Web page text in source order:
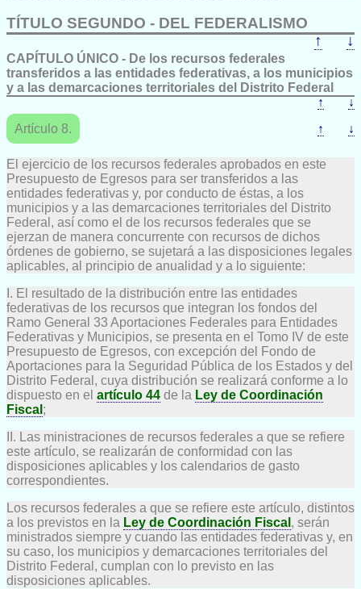
TÍTULO SEGUNDO - DEL FEDERALISMO
↑
↓
CAPÍTULO ÚNICO - De los recursos federales
transferidos a las entidades federativas, a los municipios
y a las demarcaciones territoriales del Distrito Federal
↑
↓
Artículo 8.
↑ ↓
El ejercicio de los recursos federales aprobados en este
Presupuesto de Egresos para ser transferidos a las
entidades federativas y, por conducto de éstas, a los
municipios y a las demarcaciones territoriales del Distrito
Federal, así como el de los recursos federales que se
ejerzan de manera concurrente con recursos de dichos
órdenes de gobierno, se sujetará a las disposiciones legales
aplicables, al principio de anualidad y a lo siguiente:
I. El resultado de la distribución entre las entidades
federativas de los recursos que integran los fondos del
Ramo General 33 Aportaciones Federales para Entidades
Federativas y Municipios, se presenta en el Tomo IV de este
Presupuesto de Egresos, con excepción del Fondo de
Aportaciones para la Seguridad Pública de los Estados y del
Distrito Federal, cuya distribución se realizará conforme a lo
dispuesto en el artículo 44 de la Ley de Coordinación
Fiscal ;
II. Las ministraciones de recursos federales a que se refiere
este artículo, se realizarán de conformidad con las
disposiciones aplicables y los calendarios de gasto
correspondientes.
Los recursos federales a que se refiere este artículo, distintos
a los previstos en la Ley de Coordinación Fiscal , serán
ministrados siempre y cuando las entidades federativas y, en
su caso, los municipios y demarcaciones territoriales del
Distrito Federal, cumplan con lo previsto en las
disposiciones aplicables.